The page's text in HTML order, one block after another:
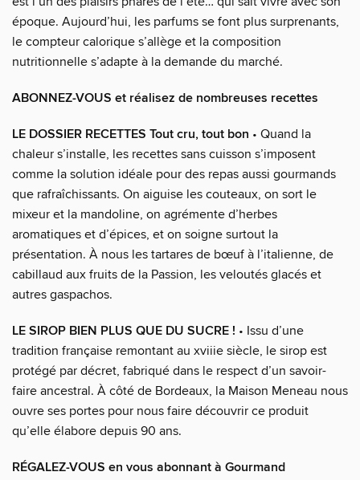
époque. Aujourd’hui, les parfums se font plus surprenants,
le compteur calorique s’allège et la composition
nutritionnelle s’adapte à la demande du marché.
ABONNEZ-VOUS et réalisez de nombreuses recettes
LE DOSSIER RECETTES Tout cru, tout bon • Quand la
chaleur s’installe, les recettes sans cuisson s’imposent
comme la solution idéale pour des repas aussi gourmands
que rafraîchissants. On aiguise les couteaux, on sort le
mixeur et la mandoline, on agrémente d’herbes
aromatiques et d’épices, et on soigne surtout la
présentation. À nous les tartares de bœuf à l’italienne, de
cabillaud aux fruits de la Passion, les veloutés glacés et
autres gaspachos.
LE SIROP BIEN PLUS QUE DU SUCRE ! • Issu d’une
tradition française remontant au xviiie siècle, le sirop est
protégé par décret, fabriqué dans le respect d’un savoir-
faire ancestral. À côté de Bordeaux, la Maison Meneau nous
ouvre ses portes pour nous faire découvrir ce produit
qu’elle élabore depuis 90 ans.
RÉGALEZ-VOUS en vous abonnant à Gourmand